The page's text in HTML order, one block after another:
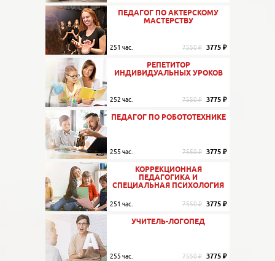
ПЕДАГОГ ПО АКТЕРСКОМУ
МАСТЕРСТВУ
251 час. 7550 ₽ 3775 ₽
РЕПЕТИТОР
ИНДИВИДУАЛЬНЫХ УРОКОВ
252 час. 7550 ₽ 3775 ₽
ПЕДАГОГ ПО РОБОТОТЕХНИКЕ
255 час. 7550 ₽ 3775 ₽
КОРРЕКЦИОННАЯ
ПЕДАГОГИКА И
СПЕЦИАЛЬНАЯ ПСИХОЛОГИЯ
251 час. 7550 ₽ 3775 ₽
УЧИТЕЛЬ-ЛОГОПЕД
255 час. 7550 ₽ 3775 ₽